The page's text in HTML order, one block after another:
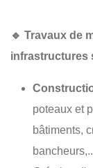
🔹 Travaux de
infrastructures
poteaux et
bâtiments,